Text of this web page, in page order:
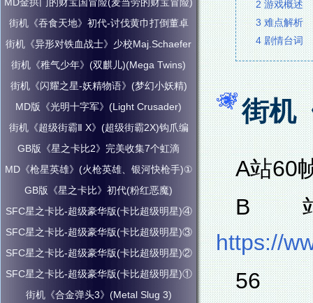
2 游戏概述
3 难点解析
4 剧情台词
街机
A站60
B
https://
街机《吞食天地》初代-讨伐黄巾打倒董卓
街机《异形对铁血战士》少校Maj.Schaefer
街机《稚气少年》(双麒儿)(Mega Twins)
街机《闪耀之星-妖精物语》(梦幻小妖精)
MD版《光明十字军》(Light Crusader)
街机《超级街霸Ⅱ X》(超级街霸2X)钩爪编
GB版《星之卡比2》完美收集7个虹滴
MD《枪星英雄》(火枪英雄、银河快枪手)①
GB版《星之卡比》初代(粉红恶魔)
SFC星之卡比-超级豪华版(卡比超级明星)④
SFC星之卡比-超级豪华版(卡比超级明星)③
SFC星之卡比-超级豪华版(卡比超级明星)②
SFC星之卡比-超级豪华版(卡比超级明星)①
街机《合金弹头3》(Metal Slug 3)